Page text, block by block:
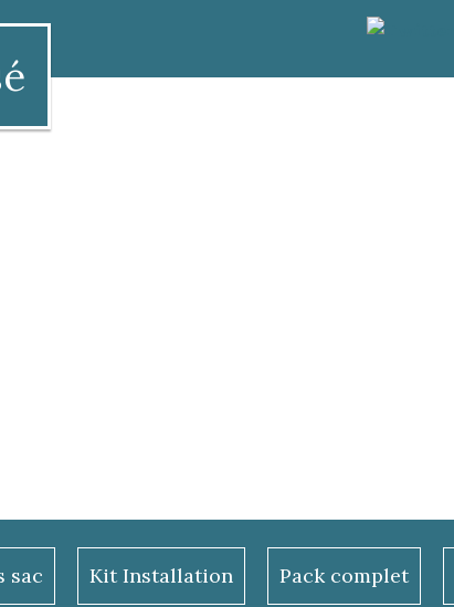
sac Kit Installation Pack complet